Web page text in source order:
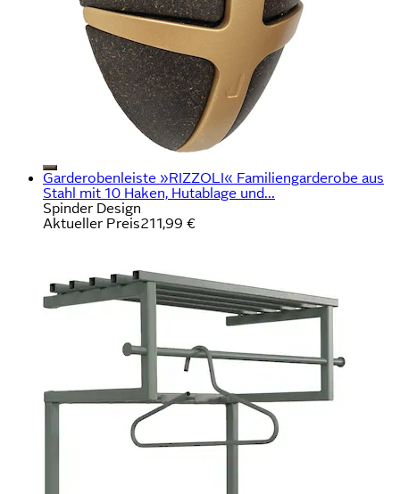
Garderobenleiste »RIZZOLI« Familiengarderobe aus
Stahl mit 10 Haken, Hutablage und...
Spinder Design
Aktueller Preis211,99 €